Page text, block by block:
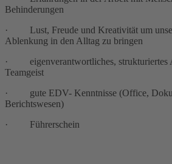
Behinderungen
· Lust, Freude und Kreativität um
Ablenkung in den Alltag zu bringen
· eigenverantwortliches, strukturiertes
Teamgeist
· gute EDV- Kenntnisse (Office,
Berichtswesen)
· Führerschein